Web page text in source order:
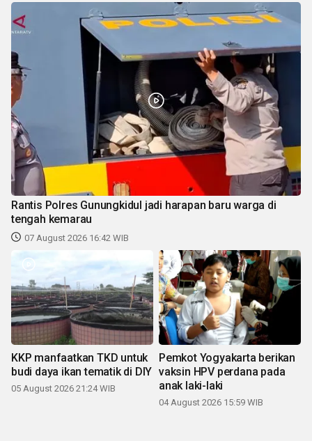
Rantis Polres Gunungkidul jadi harapan baru warga di
tengah kemarau
07 August 2026 16:42 WIB
KKP manfaatkan TKD untuk
budi daya ikan tematik di DIY
05 August 2026 21:24 WIB
Pemkot Yogyakarta berikan
vaksin HPV perdana pada
anak laki-laki
04 August 2026 15:59 WIB